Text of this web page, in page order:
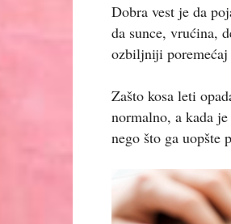
Dobra vest je da
da sunce, vrućina,
ozbiljniji poremećaj
Zašto kosa leti
normalno, a kada
nego što ga uopšte